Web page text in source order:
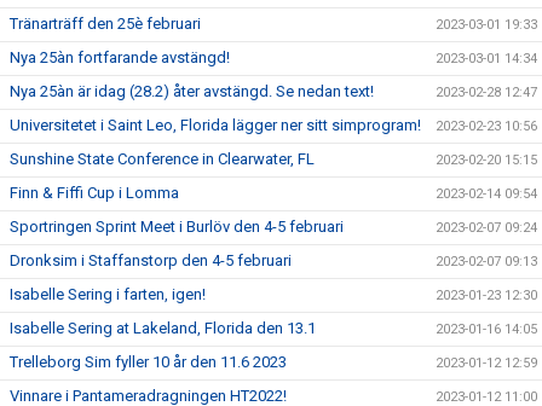
Tränarträff den 25è februari 2023-03-01 19:33
Nya 25àn fortfarande avstängd! 2023-03-01 14:34
Nya 25àn är idag (28.2) åter avstängd. Se nedan text! 2023-02-28 12:47
Universitetet i Saint Leo, Florida lägger ner sitt simprogram! 2023-02-23 10:56
Sunshine State Conference in Clearwater, FL 2023-02-20 15:15
Finn & Fiffi Cup i Lomma 2023-02-14 09:54
Sportringen Sprint Meet i Burlöv den 4-5 februari 2023-02-07 09:24
Dronksim i Staffanstorp den 4-5 februari 2023-02-07 09:13
Isabelle Sering i farten, igen! 2023-01-23 12:30
Isabelle Sering at Lakeland, Florida den 13.1 2023-01-16 14:05
Trelleborg Sim fyller 10 år den 11.6 2023 2023-01-12 12:59
Vinnare i Pantameradragningen HT2022! 2023-01-12 11:00